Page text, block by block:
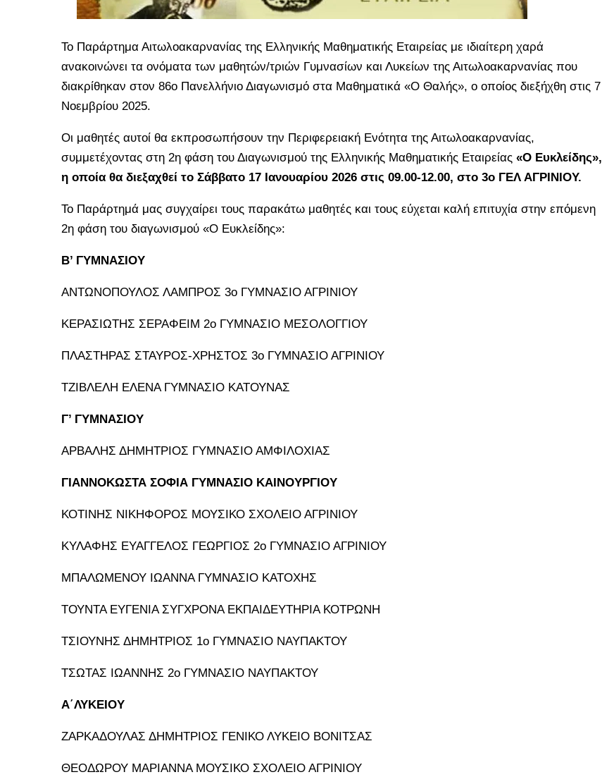
Το Παράρτημα Αιτωλοακαρνανίας της Ελληνικής Μαθηματικής Εταιρείας με ιδιαίτερη χαρά
ανακοινώνει τα ονόματα των μαθητών/τριών Γυμνασίων και Λυκείων της Αιτωλοακαρνανίας που
διακρίθηκαν στον 86ο Πανελλήνιο Διαγωνισμό στα Μαθηματικά «Ο Θαλής», ο οποίος διεξήχθη στις 7
Νοεμβρίου 2025.
Οι μαθητές αυτοί θα εκπροσωπήσουν την Περιφερειακή Ενότητα της Αιτωλοακαρνανίας,
συμμετέχοντας στη 2η φάση του Διαγωνισμού της Ελληνικής Μαθηματικής Εταιρείας «Ο Ευκλείδης»,
η οποία θα διεξαχθεί το Σάββατο 17 Ιανουαρίου 2026 στις 09.00-12.00, στο 3ο ΓΕΛ ΑΓΡΙΝΙΟΥ.
Το Παράρτημά μας συγχαίρει τους παρακάτω μαθητές και τους εύχεται καλή επιτυχία στην επόμενη
2η φάση του διαγωνισμού «Ο Ευκλείδης»:
Β’ ΓΥΜΝΑΣΙΟΥ
ΑΝΤΩΝΟΠΟΥΛΟΣ ΛΑΜΠΡΟΣ 3ο ΓΥΜΝΑΣΙΟ ΑΓΡΙΝΙΟΥ
ΚΕΡΑΣΙΩΤΗΣ ΣΕΡΑΦΕΙΜ 2ο ΓΥΜΝΑΣΙΟ ΜΕΣΟΛΟΓΓΙΟΥ
ΠΛΑΣΤΗΡΑΣ ΣΤΑΥΡΟΣ-ΧΡΗΣΤΟΣ 3ο ΓΥΜΝΑΣΙΟ ΑΓΡΙΝΙΟΥ
ΤΖΙΒΛΕΛΗ ΕΛΕΝΑ ΓΥΜΝΑΣΙΟ ΚΑΤΟΥΝΑΣ
Γ’ ΓΥΜΝΑΣΙΟΥ
ΑΡΒΑΛΗΣ ΔΗΜΗΤΡΙΟΣ ΓΥΜΝΑΣΙΟ ΑΜΦΙΛΟΧΙΑΣ
ΓΙΑΝΝΟΚΩΣΤΑ ΣΟΦΙΑ ΓΥΜΝΑΣΙΟ ΚΑΙΝΟΥΡΓΙΟΥ
ΚΟΤΙΝΗΣ ΝΙΚΗΦΟΡΟΣ ΜΟΥΣΙΚΟ ΣΧΟΛΕΙΟ ΑΓΡΙΝΙΟΥ
ΚΥΛΑΦΗΣ ΕΥΑΓΓΕΛΟΣ ΓΕΩΡΓΙΟΣ 2ο ΓΥΜΝΑΣΙΟ ΑΓΡΙΝΙΟΥ
ΜΠΑΛΩΜΕΝΟΥ ΙΩΑΝΝΑ ΓΥΜΝΑΣΙΟ ΚΑΤΟΧΗΣ
ΤΟΥΝΤΑ ΕΥΓΕΝΙΑ ΣΥΓΧΡΟΝΑ ΕΚΠΑΙΔΕΥΤΗΡΙΑ ΚΟΤΡΩΝΗ
ΤΣΙΟΥΝΗΣ ΔΗΜΗΤΡΙΟΣ 1ο ΓΥΜΝΑΣΙΟ ΝΑΥΠΑΚΤΟΥ
ΤΣΩΤΑΣ ΙΩΑΝΝΗΣ 2ο ΓΥΜΝΑΣΙΟ ΝΑΥΠΑΚΤΟΥ
Α΄ΛΥΚΕΙΟΥ
ΖΑΡΚΑΔΟΥΛΑΣ ΔΗΜΗΤΡΙΟΣ ΓΕΝΙΚΟ ΛΥΚΕΙΟ ΒΟΝΙΤΣΑΣ
ΘΕΟΔΩΡΟΥ ΜΑΡΙΑΝΝΑ ΜΟΥΣΙΚΟ ΣΧΟΛΕΙΟ ΑΓΡΙΝΙΟΥ